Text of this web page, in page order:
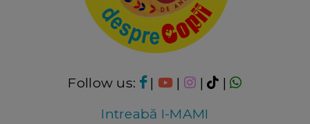
Follow us: | | |
|
Intreabă I-MAMI